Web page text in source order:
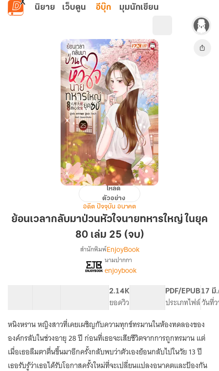
ข้ามไปยังเนื้อหาหลัก
นิยาย เว็บตูน อีบุ๊ก มุมนักเขียน
กลับ
80
25
(จบ)
โหลด
ตัวอย่าง
อดีต ปัจจุบัน อนาคต
ย้อนเวลากลับมาป่วนหัวใจนายทหารใหญ่ ในยุค
80 เล่ม 25 (จบ)
เรื่อง [จบ]
ย้อน
กลับ
มา
หัวใจ
นาย
ทหาร
ใหญ่
ใน
สำนักพิมพ์EnjoyBook
นามปากกา
enjoybook
2.14K
ยอดวิว
PDF/EPUB
ประเภทไฟล์
17 มี
วันที่
หนิงหราน หญิงสาวที่เคยเผชิญกับความทุกข์ทรมานในห้องทดลองของ
องค์กรลับในช่วงอายุ 28 ปี ก่อนที่เธอจะเสียชีวิตจากการถูกทรมาน แต่
เมื่อเธอลืมตาตื่นขึ้นมาอีกครั้งกลับพบว่าตัวเองย้อนกลับไปในวัย 13 ปี
เธอรับรู้ว่าเธอได้รับโอกาสครั้งใหม่ที่จะเปลี่ยนแปลงอนาคตและป้องกัน